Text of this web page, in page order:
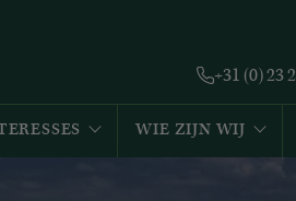
+31 (0) 23
WIE ZIJN WIJ